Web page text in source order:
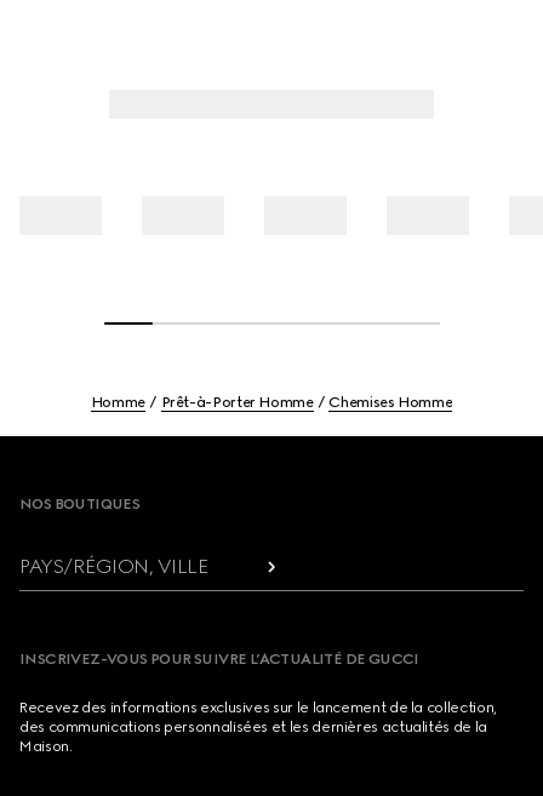
Homme Prêt-à-Porter Homme Chemises Homme
NOS BOUTIQUES
PAYS/RÉGION, VILLE
INSCRIVEZ-VOUS POUR SUIVRE L’ACTUALITÉ DE GUCCI
Recevez des informations exclusives sur le lancement de la collection,
des communications personnalisées et les dernières actualités de la
Maison.